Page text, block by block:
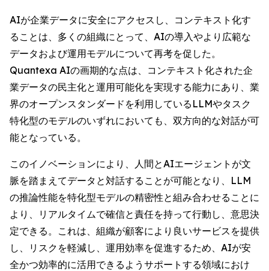
AIが企業データに安全にアクセスし、コンテキスト化す
ることは、多くの組織にとって、AIの導入やより広範な
データおよび運用モデルについて再考を促した。
Quantexa AIの画期的な点は、コンテキスト化された企
業データの民主化と運用可能化を実現する能力にあり、業
界のオープンスタンダードを利用しているLLMやタスク
特化型のモデルのいずれにおいても、双方向的な対話が可
能となっている。
このイノベーションにより、人間とAIエージェントが文
脈を踏まえてデータと対話することが可能となり、LLM
の推論性能を特化型モデルの精密性と組み合わせることに
より、リアルタイムで確信と責任を持って行動し、意思決
定できる。これは、組織が顧客により良いサービスを提供
し、リスクを軽減し、運用効率を促進するため、AIが安
全かつ効率的に活用できるようサポートする領域におけ